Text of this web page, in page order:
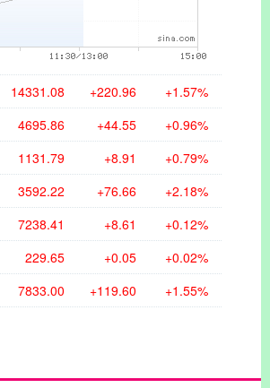
14330.94 +220.81 +1.56%
4695.82 +44.51 +0.96%
1131.53 +8.66 +0.77%
3592.32 +76.76 +2.18%
7238.34 +8.54 +0.12%
229.65 +0.05 +0.02%
7834.80 +121.40 +1.57%